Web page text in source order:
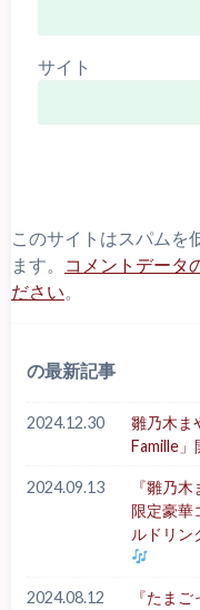
サイト
このサイトはスパムを
ます。
コメントデータ
ださい
の最新記事
2024.12.30
雛乃木ま
Famille」
2024.09.13
『雛乃
限定豪華
ルドリン
2024.08.12
『たま